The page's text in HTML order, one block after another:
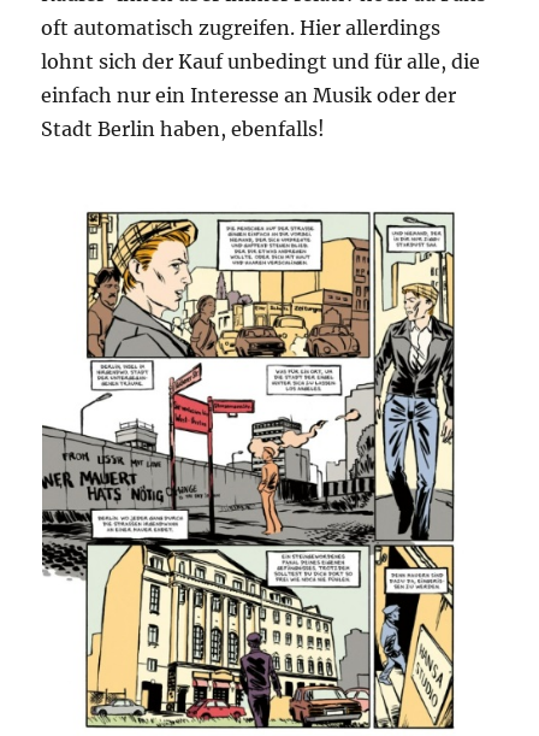
oft automatisch zugreifen. Hier allerdings
lohnt sich der Kauf unbedingt und für alle, die
einfach nur ein Interesse an Musik oder der
Stadt Berlin haben, ebenfalls!